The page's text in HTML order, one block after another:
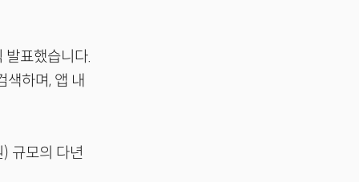
발표했습니다.
색하며, 앱 내
규모의 다년